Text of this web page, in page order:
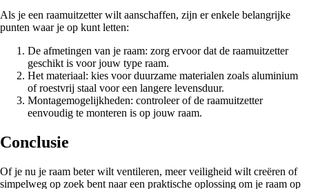
Als je een raamuitzetter wilt aanschaffen, zijn er enkele belangrijke
punten waar je op kunt letten:
De afmetingen van je raam: zorg ervoor dat de raamuitzetter
geschikt is voor jouw type raam.
Het materiaal: kies voor duurzame materialen zoals aluminium
of roestvrij staal voor een langere levensduur.
Montagemogelijkheden: controleer of de raamuitzetter
eenvoudig te monteren is op jouw raam.
Conclusie
Of je nu je raam beter wilt ventileren, meer veiligheid wilt creëren of
simpelweg op zoek bent naar een praktische oplossing om je raam op